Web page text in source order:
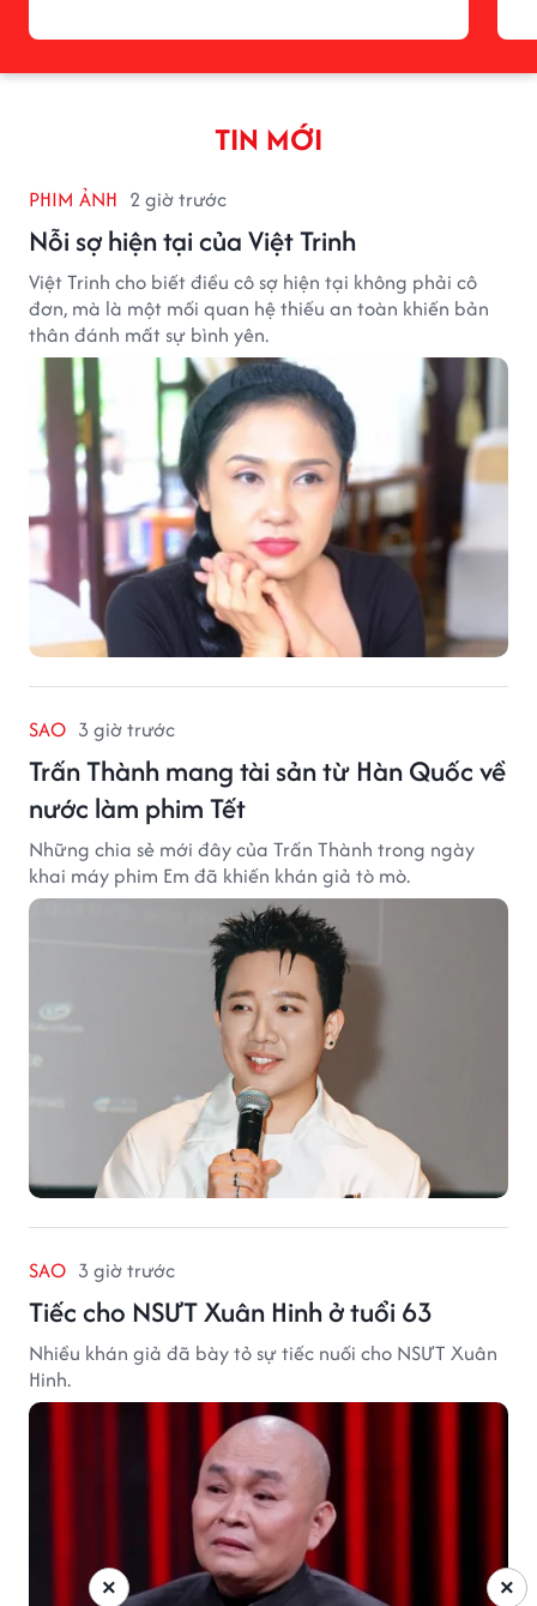
TIN MỚI
PHIM ẢNH 2 giờ trước
Nỗi sợ hiện tại của Việt Trinh
Việt Trinh cho biết điều cô sợ hiện tại không phải cô
đơn, mà là một mối quan hệ thiếu an toàn khiến bản
thân đánh mất sự bình yên.
SAO 3 giờ trước
Trấn Thành mang tài sản từ Hàn Quốc về
nước làm phim Tết
Những chia sẻ mới đây của Trấn Thành trong ngày
khai máy phim Em đã khiến khán giả tò mò.
SAO 3 giờ trước
Tiếc cho NSƯT Xuân Hinh ở tuổi 63
Nhiều khán giả đã bày tỏ sự tiếc nuối cho NSƯT Xuân
Hinh.
×
×